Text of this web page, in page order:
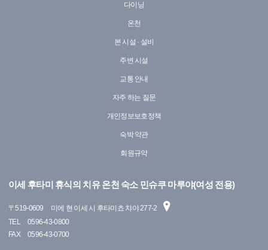
다이닝
온천
본 시설 · 설비
주변 시설
교통 안내
자주 하는 질문
개인정보보호정책
숙박 약관
회원규약
이세 후타미 휴식의 치유 온천 숙소 민슈쿠 마루야(여성 전용)
〒519-0609
미에 현 이세 시 후타미쵸 챠야 277-2
TEL
0596-43-0800
FAX
0596-43-0700